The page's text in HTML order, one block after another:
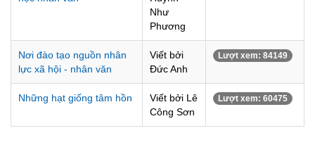
Như
Phương
Nơi đào tạo nguồn nhân
lực xã hội - nhân văn
Viết bởi
Đức Anh
Lượt xem: 84149
Những hạt giống tâm hồn
Viết bởi Lê
Công Sơn
Lượt xem: 60475